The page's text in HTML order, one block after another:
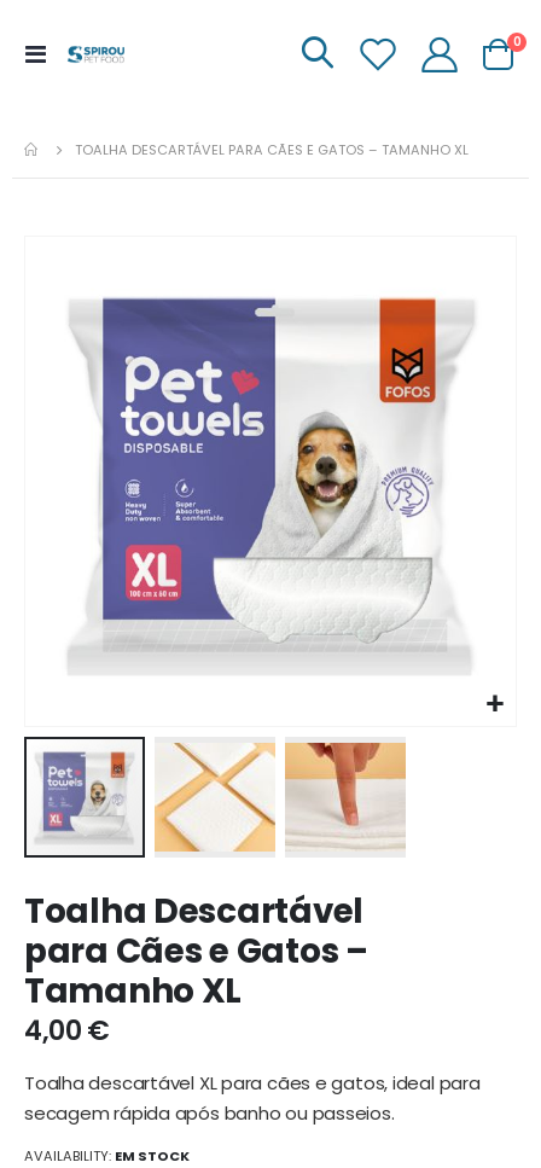
Menu
0
TOALHA DESCARTÁVEL PARA CÃES E GATOS – TAMANHO XL
para
o
início
da
galeria
de
Toalha Descartável
para Cães e Gatos –
Tamanho XL
4,00 €
Toalha descartável XL para cães e gatos, ideal para
secagem rápida após banho ou passeios.
AVAILABILITY: EM STOCK